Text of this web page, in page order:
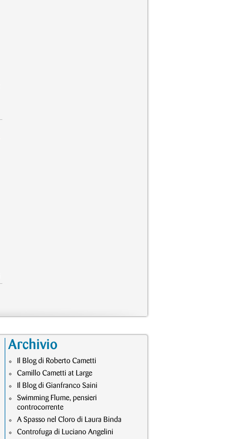
Archivio
Il Blog di Roberto Cametti
Camillo Cametti at Large
Il Blog di Gianfranco Saini
Swimming Flume, pensieri
controcorrente
A Spasso nel Cloro di Laura Binda
Controfuga di Luciano Angelini